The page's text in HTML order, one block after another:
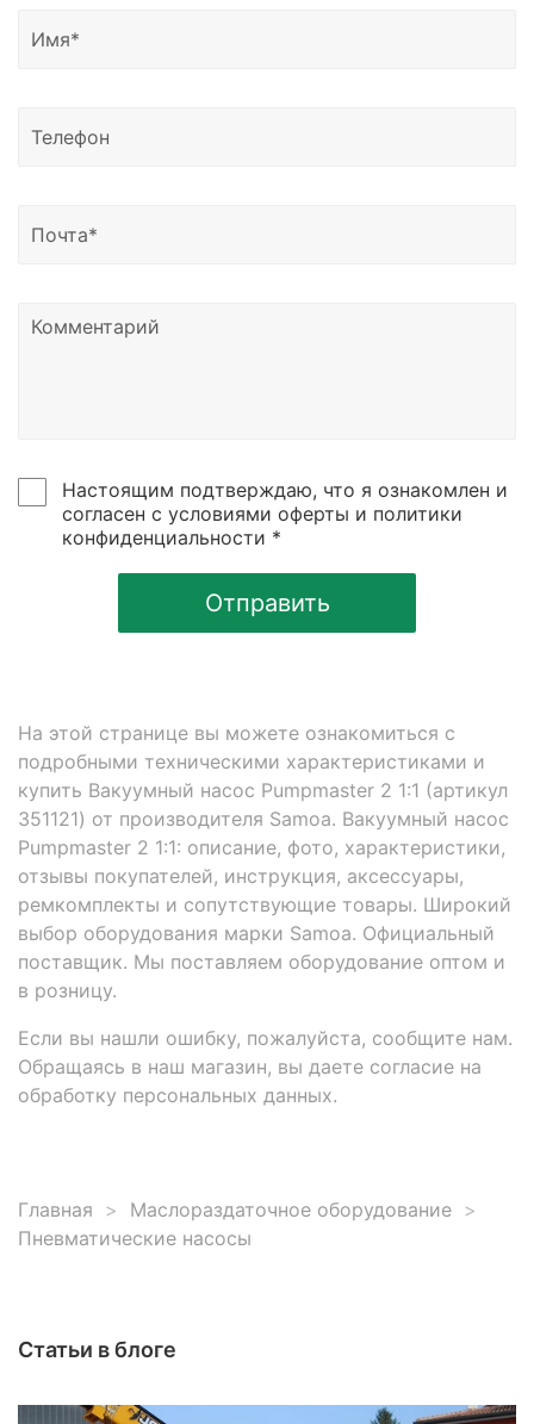
Грозный, Владикавказ, Черкесск, Нальчик, Южно-
Доставка возможна в Казахстан, Узбекистан и
нам на почту или позвонить по номеру телефона,
Настоящим подтверждаю, что я ознакомлен и
согласен с условиями оферты и политики
конфиденциальности *
Отправить
На этой странице вы можете ознакомиться с
подробными техническими характеристиками и
купить Вакуумный насос Pumpmaster 2 1:1 (артикул
351121) от производителя Samoa. Вакуумный насос
Pumpmaster 2 1:1: описание, фото, характеристики,
отзывы покупателей, инструкция, аксессуары,
ремкомплекты и сопутствующие товары. Широкий
выбор оборудования марки Samoa. Официальный
поставщик. Мы поставляем оборудование оптом и
в розницу.
Если вы нашли ошибку, пожалуйста, сообщите нам.
Обращаясь в наш магазин, вы даете согласие на
обработку персональных данных.
Главная
Маслораздаточное оборудование
Пневматические насосы
Статьи в блоге